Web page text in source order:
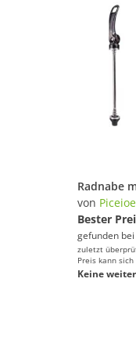
von
Bester
gefunden bei
zuletzt
Preis kann
Keine